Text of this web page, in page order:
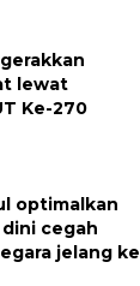
lewat
Ke-270
optimalkan
cegah
jelang ke